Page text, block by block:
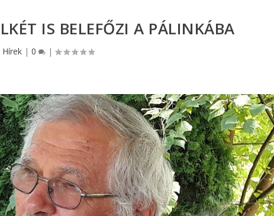
IS BELEFŐZI A PÁLINKÁBA
Hírek |0 |